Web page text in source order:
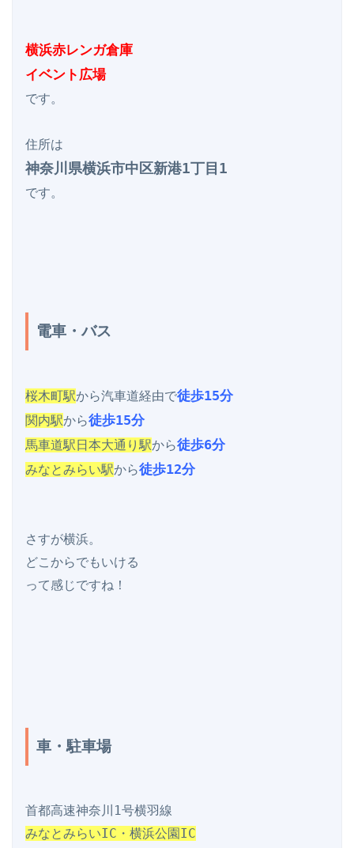
横浜赤レンガ倉庫
イベント広場
です。
神奈川県横浜市中区新港1丁目1
です。
電車・バス
桜木町駅から汽車道経由で徒歩15分
関内駅から徒歩15分
馬車道駅日本大通り駅から徒歩6分
みなとみらい駅から徒歩12分
さすが横浜。
どこからでもいける
って感じですね！
車・駐車場
みなとみらいIC・横浜公園IC